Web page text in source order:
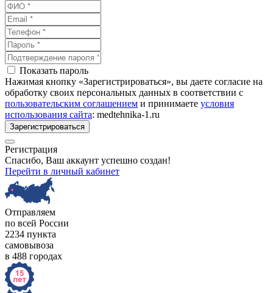
Показать пароль
Нажимая кнопку «Зарегистрироваться», вы даете согласие на
обработку своих персональных данных в соответствии с
пользовательским соглашением и принимаете условия
использования сайта: medtehnika-1.ru
Зарегистрироваться
Регистрация
Спасибо, Ваш аккаунт успешно создан!
Перейти в личный кабинет
Отправляем
по всей России
2234 пункта
самовывоза
в 488 городах